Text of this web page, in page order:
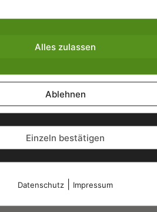
Alles zulassen
Ablehnen
Einzeln bestätigen
Datenschutz Impressum